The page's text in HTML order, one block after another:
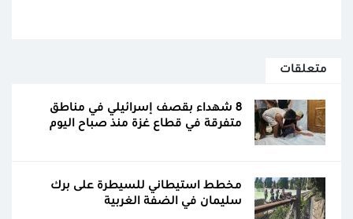
متعلقات
8 شهداء بقصف إسرائيلي في مناطق
متفرقة في قطاع غزة منذ صباح اليوم
مخطط استيطاني للسيطرة على برك
سليمان في الضفة الغربية